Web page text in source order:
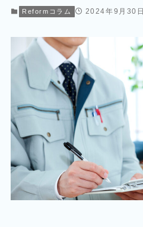
Reformコラム 2024年9月30日